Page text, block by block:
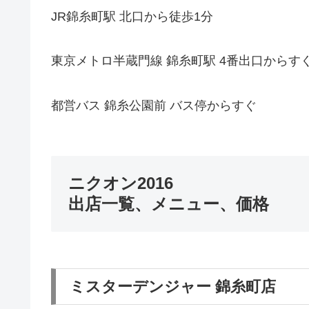
JR錦糸町駅 北口から徒歩1分
東京メトロ半蔵門線 錦糸町駅 4番出口からす
都営バス 錦糸公園前 バス停からすぐ
ニクオン2016
出店一覧、メニュー、価格
ミスターデンジャー 錦糸町店